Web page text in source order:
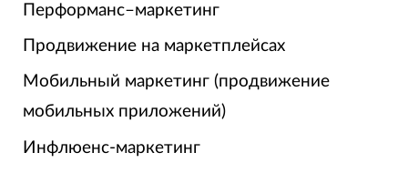
Перформанс–маркетинг
Продвижение на маркетплейсах
Мобильный маркетинг (продвижение
мобильных приложений)
Инфлюенс-маркетинг